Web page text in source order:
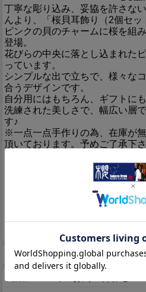
丁寧な彫り込み、妥協を許さな
んより、「桜貝耳飾り（2個セッ
ピンクの貝のチャームに桜を組
登場。
花びらの中央に落とし込まれた
っています。
シンプルな出で立ちで、様々な
合うデザインです。
自分用にはもちろん、ギフトにも
洗練された美しさで、幅広い層
す♪
※一点一点手作りの為、在庫が
頂いております。予めご了承下さ
SILVER
カラ
シルバ
生産国
サイ
全長約
レビューを書く